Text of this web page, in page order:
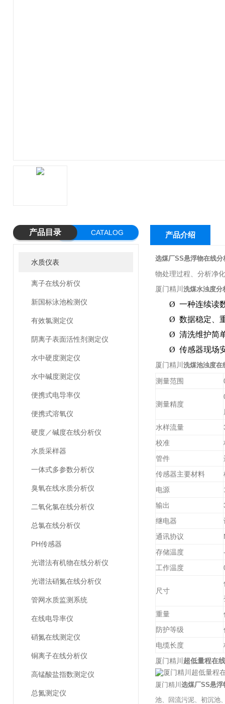
产品目录 CATALOG
水质仪表
离子在线分析仪
新国标泳池检测仪
有效氯测定仪
阴离子表面活性剂测定仪
水中硬度测定仪
水中碱度测定仪
便携式电导率仪
便携式溶氧仪
硬度／碱度在线分析仪
水质采样器
一体式多参数分析仪
臭氧在线水质分析仪
二氧化氯在线分析仪
总氯在线分析仪
PH传感器
光谱法有机物在线分析仪
光谱法硝氮在线分析仪
管网水质监测系统
在线电导率仪
硝氮在线测定仪
铜离子在线分析仪
高锰酸盐指数测定仪
总氮测定仪
产品介绍
选煤厂SS悬浮物在线分
物处理过程、分析净
厦门精川 洗煤水浊度分
Ø 一种连续读
Ø 数据稳定、
Ø 清洗维护简
Ø 传感器现场
厦门精川 洗煤池浊度在
测量范围
测量精度
水样流量
校准
管件
传感器主要材料
电源
输出
继电器
通讯协议
存储温度
工作温度
尺寸
重量
防护等级
电缆长度
厦门精川 超低量程在
厦门精川 选煤厂SS悬浮
池、回流污泥、初沉池